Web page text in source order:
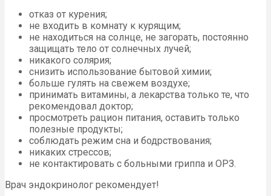
отказ от курения;
не входить в комнату к курящим;
не находиться на солнце, не загорать, постоянно
защищать тело от солнечных лучей;
никакого солярия;
снизить использование бытовой химии;
больше гулять на свежем воздухе;
принимать витамины, а лекарства только те, что
рекомендовал доктор;
просмотреть рацион питания, оставить только
полезные продукты;
соблюдать режим сна и бодрствования;
никаких стрессов;
не контактировать с больными гриппа и ОРЗ.
Врач эндокринолог рекомендует!